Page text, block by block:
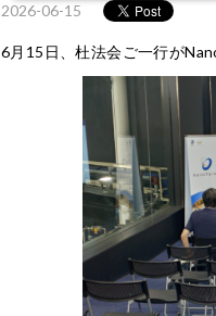
2026-06-15
6月15日、杜法会ご一行が